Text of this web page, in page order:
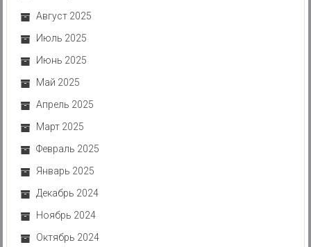
Август 2025
Июль 2025
Июнь 2025
Май 2025
Апрель 2025
Март 2025
Февраль 2025
Январь 2025
Декабрь 2024
Ноябрь 2024
Октябрь 2024